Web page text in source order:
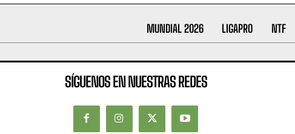
MUNDIAL 2026 LIGAPRO NTF
SÍGUENOS EN NUESTRAS REDES